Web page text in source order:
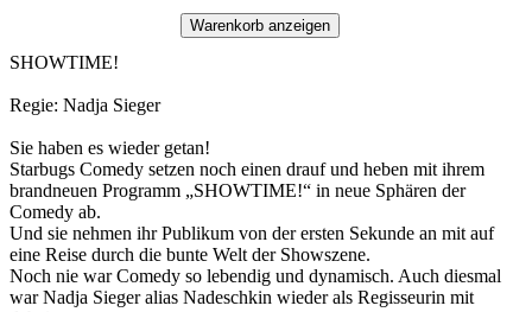
Warenkorb anzeigen
SHOWTIME!
Regie: Nadja Sieger
Sie haben es wieder getan!
Starbugs Comedy setzen noch einen drauf und heben mit ihrem
brandneuen Programm „SHOWTIME!“ in neue Sphären der
Comedy ab.
Und sie nehmen ihr Publikum von der ersten Sekunde an mit auf
eine Reise durch die bunte Welt der Showszene.
Noch nie war Comedy so lebendig und dynamisch. Auch diesmal
war Nadja Sieger alias Nadeschkin wieder als Regisseurin mit